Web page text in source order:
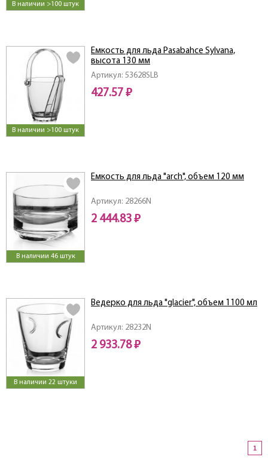
В наличии >100 штук
В наличии >100 штук
Артикул: 53628SLB
Емкость для льда Pasabahce Sylvana,
высота 130 мм
427.57 ₽
В наличии 46 штук
Артикул: 28266N
Емкость для льда "arch", объем 120 мм
2 444.83 ₽
В наличии 22 штуки
Артикул: 28232N
Ведерко для льда "glacier", объем 1100 мл
2 933.78 ₽
1